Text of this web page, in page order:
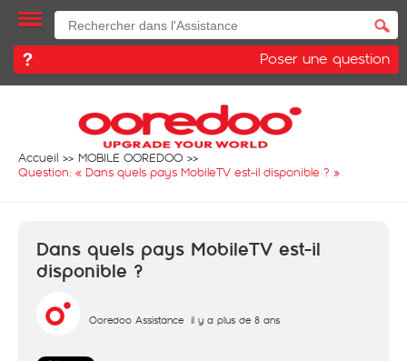
Poser une question
Accueil
MOBILE OOREDOO
Question: « Dans quels pays MobileTV est-il disponible ? »
Dans quels pays MobileTV est-il
disponible ?
Ooredoo Assistance il y a plus de 8 ans